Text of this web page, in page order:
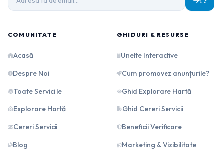
COMUNITATE
Acasă
Despre Noi
Toate Serviciile
Explorare Hartă
Cereri Servicii
Blog
GHIDURI & RESURSE
Unelte Interactive
Cum promovez anunțurile?
Ghid Explorare Hartă
Ghid Cereri Servicii
Beneficii Verificare
Marketing & Vizibilitate